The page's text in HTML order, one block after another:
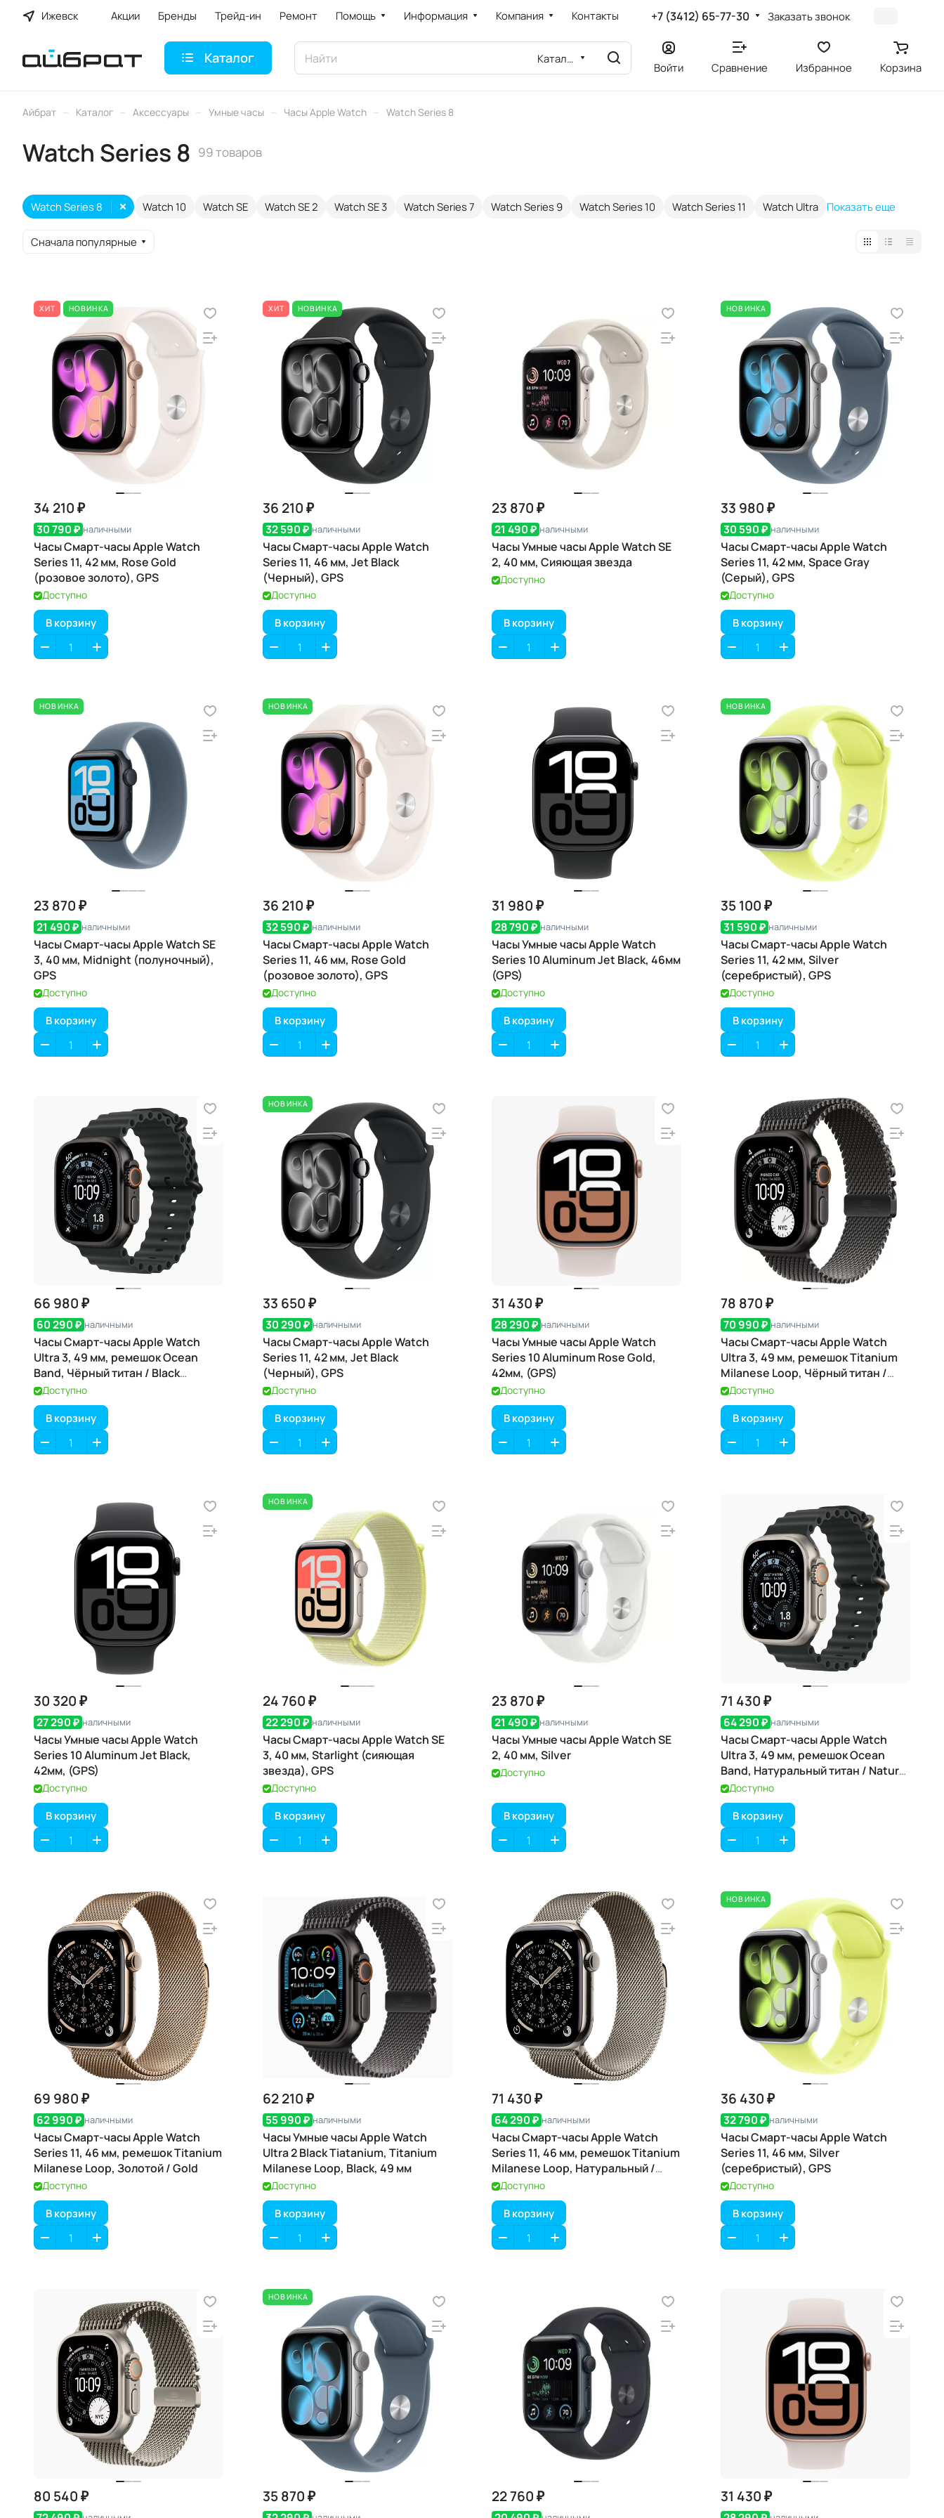
Ижевск Акции Бренды Трейд-ин Ремонт Помощь Информация Компания Контакты +7 (3412) 65-77-30 Заказать звонок
Каталог Каталог
Войти Сравнение Избранное Корзина
Айбрат – Каталог – Аксессуары – Умные часы – Часы Apple Watch – Watch Series 8
Watch Series 8 99 товаров
Watch 10 Watch SE Watch SE 2 Watch SE 3 Watch Series 7
Watch Series 8 Watch Series 9 Watch Series 10 Watch Series 11 Watch Ultra Показать еще
Сначала популярные
ХИТ НОВИНКА
34 210 ₽
30 790 ₽ наличными
Часы Смарт-часы Apple Watch
Series 11, 42 мм, Rose Gold
(розовое золото), GPS
Доступно
В корзину
ХИТ НОВИНКА
36 210 ₽
32 590 ₽ наличными
Часы Смарт-часы Apple Watch
Series 11, 46 мм, Jet Black
(Черный), GPS
Доступно
В корзину
23 870 ₽
21 490 ₽ наличными
Часы Умные часы Apple Watch SE
2, 40 мм, Сияющая звезда
Доступно
В корзину
НОВИНКА
33 980 ₽
30 590 ₽ наличными
Часы Смарт-часы Apple Watch
Series 11, 42 мм, Space Gray
(Серый), GPS
Доступно
В корзину
НОВИНКА
23 870 ₽
21 490 ₽ наличными
Часы Смарт-часы Apple Watch SE
3, 40 мм, Midnight (полуночный),
GPS
Доступно
В корзину
НОВИНКА
36 210 ₽
32 590 ₽ наличными
Часы Смарт-часы Apple Watch
Series 11, 46 мм, Rose Gold
(розовое золото), GPS
Доступно
В корзину
31 980 ₽
28 790 ₽ наличными
Часы Умные часы Apple Watch
Series 10 Aluminum Jet Black, 46мм
(GPS)
Доступно
В корзину
НОВИНКА
35 100 ₽
31 590 ₽ наличными
Часы Смарт-часы Apple Watch
Series 11, 42 мм, Silver
(серебристый), GPS
Доступно
В корзину
66 980 ₽
60 290 ₽ наличными
Часы Смарт-часы Apple Watch
Ultra 3, 49 мм, ремешок Ocean
Band, Чёрный титан / Black
Titanium
Доступно
В корзину
НОВИНКА
33 650 ₽
30 290 ₽ наличными
Часы Смарт-часы Apple Watch
Series 11, 42 мм, Jet Black
(Черный), GPS
Доступно
В корзину
31 430 ₽
28 290 ₽ наличными
Часы Умные часы Apple Watch
Series 10 Aluminum Rose Gold,
42мм, (GPS)
Доступно
В корзину
78 870 ₽
70 990 ₽ наличными
Часы Смарт-часы Apple Watch
Ultra 3, 49 мм, ремешок Titanium
Milanese Loop, Чёрный титан /
Black Titanium
Доступно
В корзину
30 320 ₽
27 290 ₽ наличными
Часы Умные часы Apple Watch
Series 10 Aluminum Jet Black,
42мм, (GPS)
Доступно
В корзину
НОВИНКА
24 760 ₽
22 290 ₽ наличными
Часы Смарт-часы Apple Watch SE
3, 40 мм, Starlight (сияющая
звезда), GPS
Доступно
В корзину
23 870 ₽
21 490 ₽ наличными
Часы Умные часы Apple Watch SE
2, 40 мм, Silver
Доступно
В корзину
71 430 ₽
64 290 ₽ наличными
Часы Смарт-часы Apple Watch
Ultra 3, 49 мм, ремешок Ocean
Band, Натуральный титан / Natural
Titanium
Доступно
В корзину
69 980 ₽
62 990 ₽ наличными
Часы Смарт-часы Apple Watch
Series 11, 46 мм, ремешок Titanium
Milanese Loop, Золотой / Gold
Доступно
В корзину
62 210 ₽
55 990 ₽ наличными
Часы Умные часы Apple Watch
Ultra 2 Black Tiatanium, Titanium
Milanese Loop, Black, 49 мм
Доступно
В корзину
71 430 ₽
64 290 ₽ наличными
Часы Смарт-часы Apple Watch
Series 11, 46 мм, ремешок Titanium
Milanese Loop, Натуральный /
Natural
Доступно
В корзину
НОВИНКА
36 430 ₽
32 790 ₽ наличными
Часы Смарт-часы Apple Watch
Series 11, 46 мм, Silver
(серебристый), GPS
Доступно
В корзину
80 540 ₽
НОВИНКА
35 870 ₽ 22 760 ₽ 31 430 ₽